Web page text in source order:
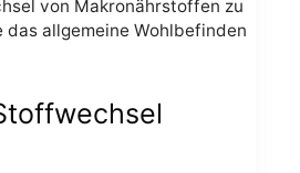
von Makronährstoffen zu
allgemeine Wohlbefinden